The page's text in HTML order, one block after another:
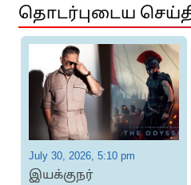
தொடர்புடைய
July 30, 2026, 5:10 pm
இயக்குநர்